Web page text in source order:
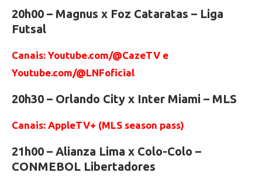
20h00 – Magnus x Foz Cataratas – Liga
Futsal
Canais: Youtube.com/@CazeTV e
Youtube.com/@LNFoficial
20h30 – Orlando City x Inter Miami – MLS
Canais: AppleTV+ (MLS season pass)
21h00 – Alianza Lima x Colo-Colo –
CONMEBOL Libertadores